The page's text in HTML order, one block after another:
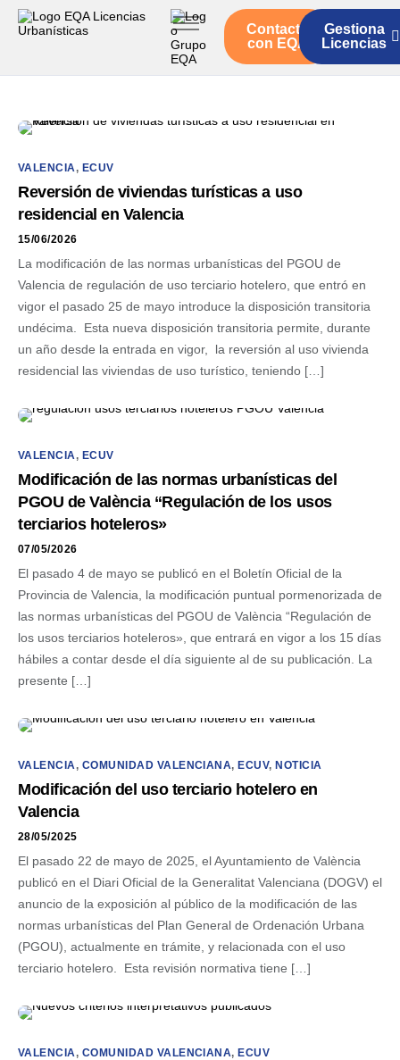
Servicios
Contacto
con EQA
Gestiona
Licencias
VALENCIA, ECUV
Reversión de viviendas turísticas a uso
residencial en Valencia
15/06/2026
La modificación de las normas urbanísticas del PGOU de
Valencia de regulación de uso terciario hotelero, que entró en
vigor el pasado 25 de mayo introduce la disposición transitoria
undécima. Esta nueva disposición transitoria permite, durante
un año desde la entrada en vigor, la reversión al uso vivienda
residencial las viviendas de uso turístico, teniendo […]
VALENCIA, ECUV
Modificación de las normas urbanísticas del
PGOU de València “Regulación de los usos
terciarios hoteleros»
07/05/2026
El pasado 4 de mayo se publicó en el Boletín Oficial de la
Provincia de Valencia, la modificación puntual pormenorizada de
las normas urbanísticas del PGOU de València “Regulación de
los usos terciarios hoteleros», que entrará en vigor a los 15 días
hábiles a contar desde el día siguiente al de su publicación. La
presente […]
VALENCIA, COMUNIDAD VALENCIANA, ECUV, NOTICIA
Modificación del uso terciario hotelero en
Valencia
28/05/2025
El pasado 22 de mayo de 2025, el Ayuntamiento de València
publicó en el Diari Oficial de la Generalitat Valenciana (DOGV) el
anuncio de la exposición al público de la modificación de las
normas urbanísticas del Plan General de Ordenación Urbana
(PGOU), actualmente en trámite, y relacionada con el uso
terciario hotelero. Esta revisión normativa tiene […]
VALENCIA, COMUNIDAD VALENCIANA, ECUV